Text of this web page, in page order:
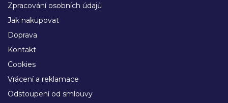
Zpracování osobních údajů
Jak nakupovat
Doprava
Kontakt
Cookies
Vrácení a reklamace
Odstoupení od smlouvy